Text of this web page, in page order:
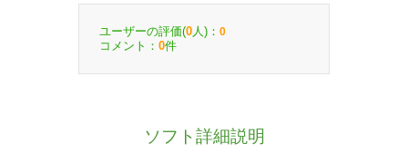
ユーザーの評価(0 人)： 0
コメント： 0件
ソフト詳細説明